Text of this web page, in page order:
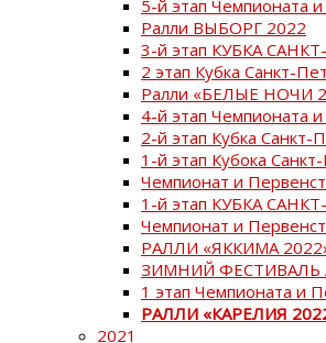
5-й этап Чемпионата
Ралли ВЫБОРГ 2022
3-й этап КУБКА
2 этап Кубка Санкт-
Ралли «БЕЛЫЕ НОЧИ
4-й этап Чемпионата
2-й этап Кубка Санкт-
1-й этап Кубока
Чемпионат и
1-й этап КУБКА
Чемпионат и
РАЛЛИ «ЯККИМА
ЗИМНИЙ ФЕСТИВАЛЬ
1 этап Чемпионата и
РАЛЛИ «КАРЕЛИЯ
2021